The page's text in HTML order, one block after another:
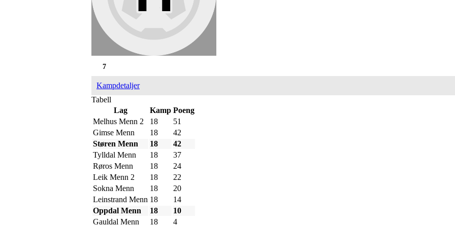
7
Kampdetaljer
Tabell
Lag
Kamp Poeng
Melhus Menn 2
18
51
Gimse Menn
18
42
Støren Menn
18
42
Tylldal Menn
18
37
Røros Menn
18
24
Leik Menn 2
18
22
Sokna Menn
18
20
Leinstrand Menn 18
14
Oppdal Menn
18
10
Gauldal Menn
18 4